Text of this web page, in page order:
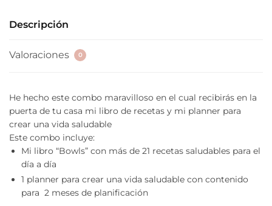
Planner
Descripción
Valoraciones 0
He hecho este combo maravilloso en el cual recibirás en la
puerta de tu casa mi libro de recetas y mi planner para
crear una vida saludable
Este combo incluye:
Mi libro “Bowls” con más de 21 recetas saludables para el
día a día
1 planner para crear una vida saludable con contenido
para 2 meses de planificación